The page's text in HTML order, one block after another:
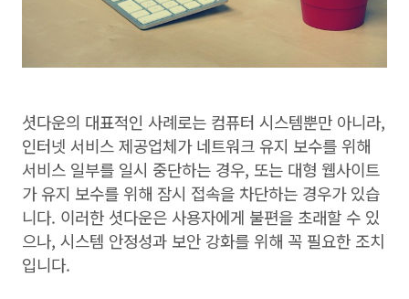
셧다운의 대표적인 사례로는 컴퓨터 시스템뿐만 아니라,
인터넷 서비스 제공업체가 네트워크 유지 보수를 위해
서비스 일부를 일시 중단하는 경우, 또는 대형 웹사이트
가 유지 보수를 위해 잠시 접속을 차단하는 경우가 있습
니다. 이러한 셧다운은 사용자에게 불편을 초래할 수 있
으나, 시스템 안정성과 보안 강화를 위해 꼭 필요한 조치
입니다.